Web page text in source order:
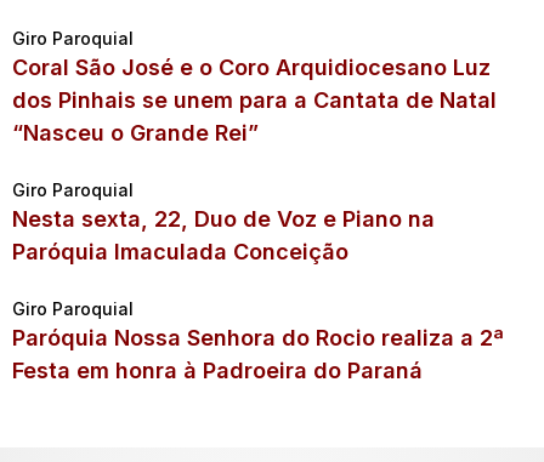
Giro Paroquial
Coral São José e o Coro Arquidiocesano Luz
dos Pinhais se unem para a Cantata de Natal
“Nasceu o Grande Rei”
Giro Paroquial
Nesta sexta, 22, Duo de Voz e Piano na
Paróquia Imaculada Conceição
Giro Paroquial
Paróquia Nossa Senhora do Rocio realiza a 2ª
Festa em honra à Padroeira do Paraná